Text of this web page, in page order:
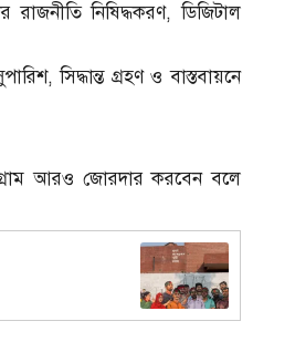
রাজনীতি নিষিদ্ধকরণ, ডিজিটাল
সিদ্ধান্ত গ্রহণ ও বাস্তবায়নে
আরও জোরদার করবেন বলে